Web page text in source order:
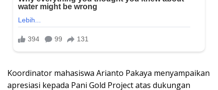
Koordinator mahasiswa Arianto Pakaya menyampaikan
apresiasi kepada Pani Gold Project atas dukungan